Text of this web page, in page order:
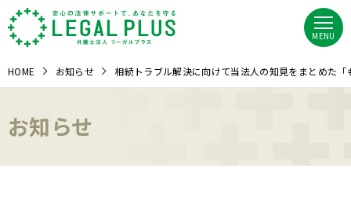
MENU
HOME お知らせ 相続トラブル解決に向けて当法人の知見をまとめた
お知らせ